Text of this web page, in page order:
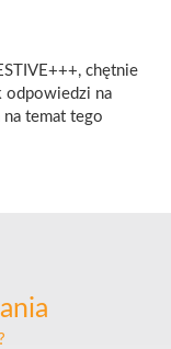
chętnie
odpowiedzi na
temat tego